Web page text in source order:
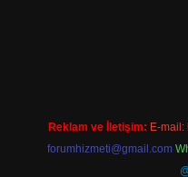
Reklam ve İletişim: E-mail:
forumhizmeti@gmail.com